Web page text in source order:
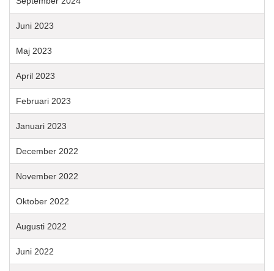
Juni 2023
Maj 2023
April 2023
Februari 2023
Januari 2023
December 2022
November 2022
Oktober 2022
Augusti 2022
Juni 2022